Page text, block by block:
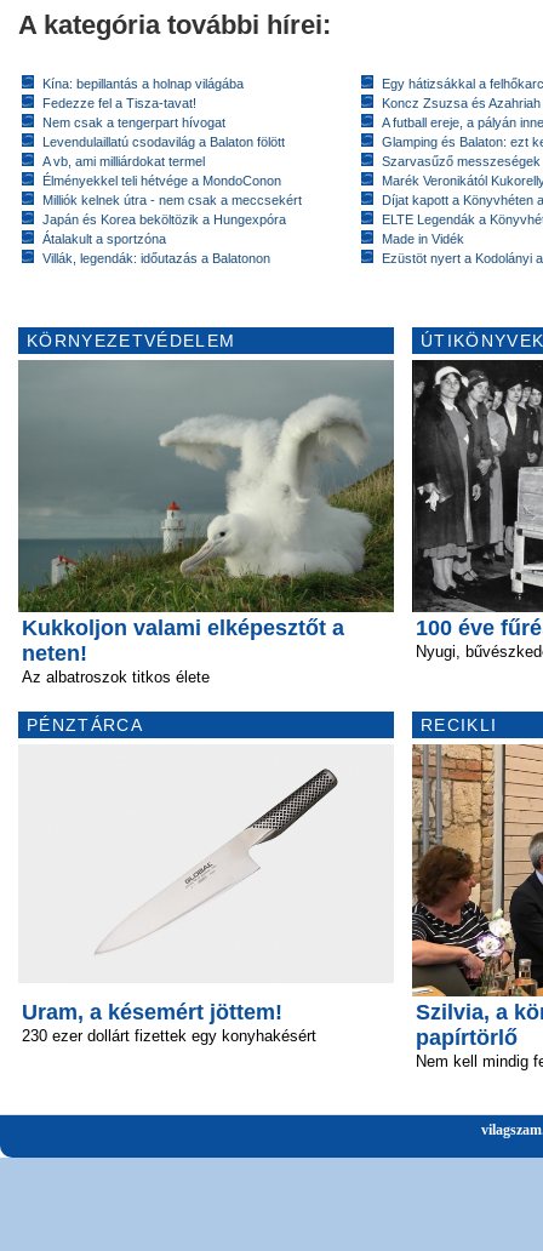
A kategória további hírei:
Kína: bepillantás a holnap világába
Fedezze fel a Tisza-tavat!
Nem csak a tengerpart hívogat
Levendulaillatú csodavilág a Balaton fölött
A vb, ami milliárdokat termel
Élményekkel teli hétvége a MondoConon
Milliók kelnek útra - nem csak a meccsekért
Japán és Korea beköltözik a Hungexpóra
Átalakult a sportzóna
Villák, legendák: időutazás a Balatonon
Egy hátizsákkal a
Koncz Zsuzsa és
A futball ereje, a pályán
Glamping és Balaton: ezt
Szarvasűző messzeségek
Marék Veronikától
Díjat kapott a Könyvhéten
ELTE Legendák a
Made in Vidék
Ezüstöt nyert a Kodolányi
KÖRNYEZETVÉDELEM
Kukkoljon valami elképesztőt a
neten!
Az albatroszok titkos élete
PÉNZTÁRCA
Uram, a késemért jöttem!
230 ezer dollárt fizettek egy konyhakésért
100 éve
Nyugi,
RECIKLI
Szilvia, a
papírtörlő
Nem kell mindig